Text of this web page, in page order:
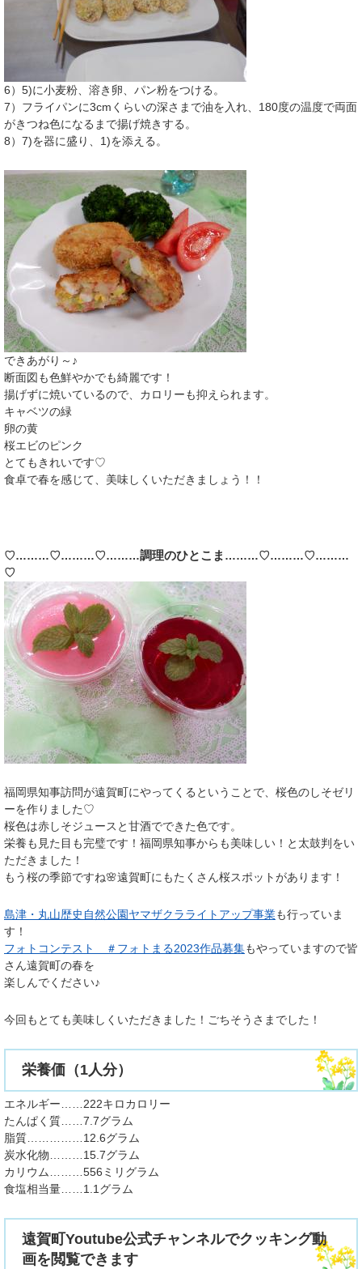
6）5)に小麦粉、溶き卵、パン粉をつける。
7）フライパンに3cmくらいの深さまで油を入れ、180度の温度で両面
がきつね色になるまで揚げ焼きする。
8）7)を器に盛り、1)を添える。
できあがり～♪
断面図も色鮮やかでも綺麗です！
揚げずに焼いているので、カロリーも抑えられます。
キャベツの緑
卵の黄
桜エビのピンク
とてもきれいです♡
食卓で春を感じて、美味しくいただきましょう！！
♡………♡………♡………調理のひとこま ………♡………♡………​
♡
​福岡県知事訪問が遠賀町にやってくるということで、桜色のしそゼリ
ーを作りました♡
桜色は赤しそジュースと甘酒でできた色です。
栄養も見た目も完璧です！福岡県知事からも美味しい！と太鼓判をい
ただきました！
もう桜の季節ですね🌸遠賀町にもたくさん桜スポットがあります！
島津・丸山歴史自然公園ヤマザクラライトアップ事業も行っていま
す！
​フォトコンテスト ＃フォトまる2023作品募集もやっていますので皆
さん遠賀町の春を
楽しんでください♪
今回もとても美味しくいただきました！ごちそうさまでした！
栄養価（1人分）
エネルギー……222キロカロリー
たんぱく質……7.7グラム
脂質……………12.6グラム
炭水化物………15.7グラム
カリウム………556ミリグラム
食塩相当量……1.1グラム
遠賀町Youtube公式チャンネルでクッキング動
画を閲覧できます